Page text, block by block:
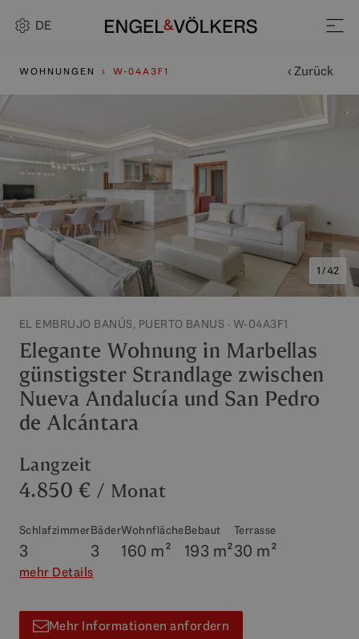
DE
WOHNUNGEN W-04A3F1 ‹ Zurück
1 / 42
EL EMBRUJO BANÚS, PUERTO BANUS · W-04A3F1
Elegante Wohnung in Marbellas
günstigster Strandlage zwischen
Nueva Andalucía und San Pedro
de Alcántara
Langzeit
4.850 € / Monat
Schlafzimmer
3
Bäder
3
Wohnfläche
160 m²
Bebaut
193 m²
Terrasse
30 m²
mehr Details
Mehr Informationen anfordern